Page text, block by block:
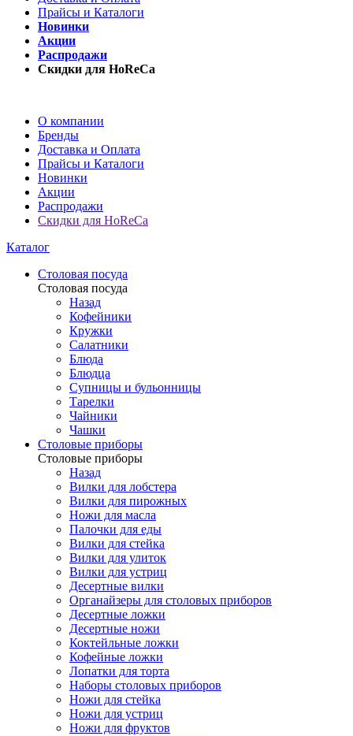
Прайсы и Каталоги
Новинки
Акции
Распродажи
Скидки для HoReCa
О компании
Бренды
Доставка и Оплата
Прайсы и Каталоги
Новинки
Акции
Распродажи
Скидки для HoReCa
Каталог
Столовая посуда
Столовая посуда
Назад
Кофейники
Кружки
Салатники
Блюда
Блюдца
Супницы и бульонницы
Тарелки
Чайники
Чашки
Cтоловые приборы
Cтоловые приборы
Назад
Вилки для лобстера
Вилки для пирожных
Ножи для масла
Палочки для еды
Вилки для стейка
Вилки для улиток
Вилки для устриц
Десертные вилки
Органайзеры для столовых приборов
Десертные ложки
Десертные ножи
Коктейльные ложки
Кофейные ложки
Лопатки для торта
Наборы столовых приборов
Ножи для стейка
Ножи для устриц
Ножи для фруктов